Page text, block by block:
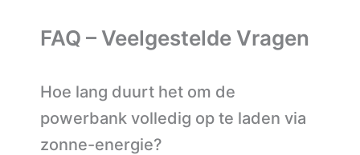
FAQ – Veelgestelde Vragen
Hoe lang duurt het om de
powerbank volledig op te laden via
zonne-energie?